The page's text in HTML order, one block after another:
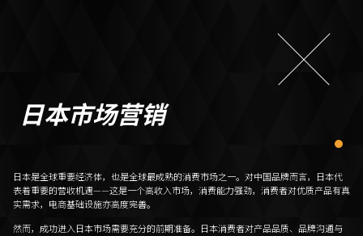
日本市场营销
日本是全球重要经济体，也是全球最成熟的消费市场之一。对中国品牌而言，日本代
表着重要的营收机遇——这是一个高收入市场，消费能力强劲，消费者对优质产品有真
实需求，电商基础设施亦高度完善。
然而，成功进入日本市场需要充分的前期准备。日本消费者对产品品质、品牌沟通与